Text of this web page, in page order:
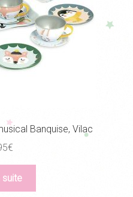
Banquise, Vilac
€
suite